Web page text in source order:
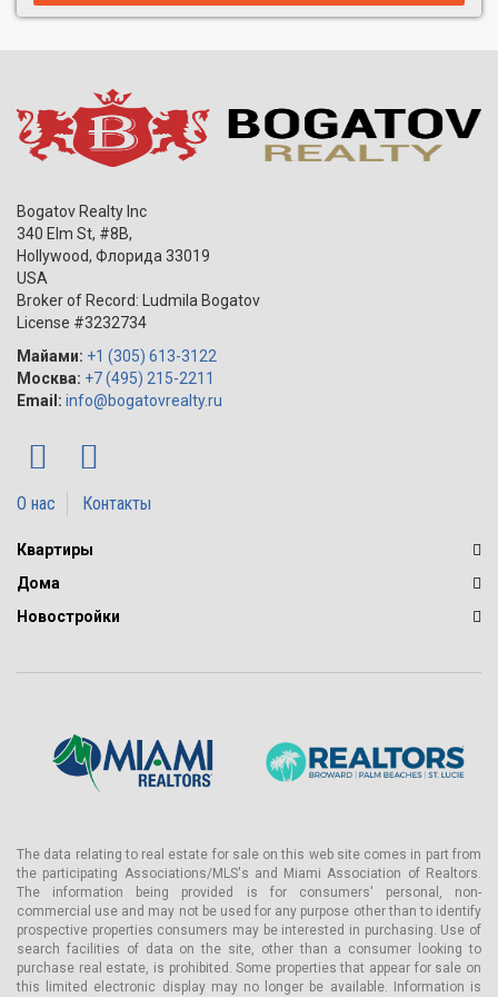
Bogatov Realty Inc
340 Elm St, #8B,
Hollywood, Флорида 33019
USA
Broker of Record: Ludmila Bogatov
License #3232734
Майами: +1 (305) 613-3122
Москва: +7 (495) 215-2211
Email: info@bogatovrealty.ru
О нас Контакты
Квартиры
Дома
Новостройки
The data relating to real estate for sale on this web site comes in part from
the participating Associations/MLS's and Miami Association of Realtors.
The information being provided is for consumers' personal, non-
commercial use and may not be used for any purpose other than to identify
prospective properties consumers may be interested in purchasing. Use of
search facilities of data on the site, other than a consumer looking to
purchase real estate, is prohibited. Some properties that appear for sale on
this limited electronic display may no longer be available. Information is